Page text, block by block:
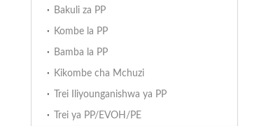
Bakuli za PP
Kombe la PP
Bamba la PP
Kikombe cha Mchuzi
Trei Iliyounganishwa ya PP
Trei ya PP/EVOH/PE